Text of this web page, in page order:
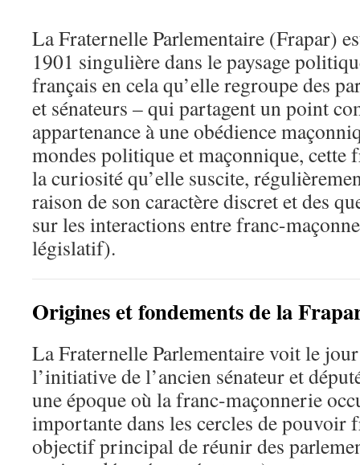
pratique
responsable
La Fraternelle Parlementaire (Frapar)
1901 singulière dans le paysage
français en cela qu’elle regroupe des
et sénateurs – qui partagent un point
appartenance à une obédience
mondes politique et maçonnique, cette
la curiosité qu’elle suscite,
raison de son caractère discret et des
sur les interactions entre franc-
législatif).
Origines et fondements de la
La Fraternelle Parlementaire voit le
l’initiative de l’ancien sénateur et
une époque où la franc-maçonnerie
importante dans les cercles de pouvoir
objectif principal de réunir des